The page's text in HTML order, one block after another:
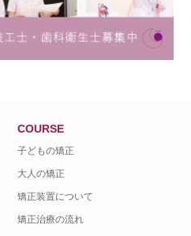
COURSE
子どもの矯正
大人の矯正
矯正装置について
矯正治療の流れ